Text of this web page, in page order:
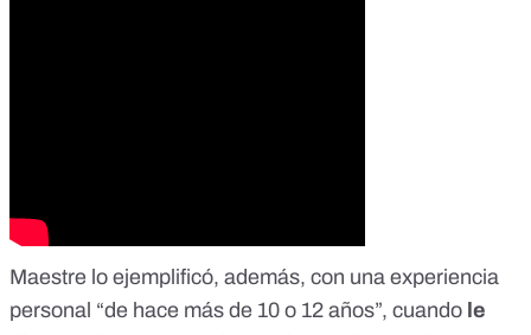
Maestre lo ejemplificó, además, con una experiencia
personal “de hace más de 10 o 12 años”, cuando le